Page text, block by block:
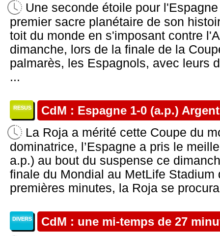
Une seconde étoile pour
premier sacre planétaire de son
toit du monde en s'imposant contre
dimanche, lors de la finale de la
palmarès, les Espagnols, avec leurs
...
RESUS CdM : Espagne 1-0 (a.p.)
La Roja a mérité cette Coupe du
dominatrice, l’Espagne a pris le
a.p.) au bout du suspense ce
finale du Mondial au MetLife Stadium
premières minutes, la Roja se
DIVERS CdM : une mi-temps de 27